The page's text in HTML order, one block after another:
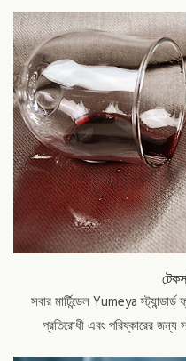
সবার মার্টিন্ডেল Yumeya
প্রতিরোধী এবং পরিষ্কারের